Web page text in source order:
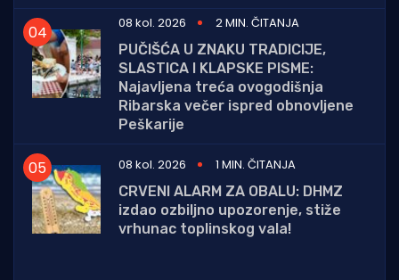
08 kol. 2026
2 MIN. ČITANJA
PUČIŠĆA U ZNAKU TRADICIJE,
SLASTICA I KLAPSKE PISME:
Najavljena treća ovogodišnja
Ribarska večer ispred obnovljene
Peškarije
08 kol. 2026
1 MIN. ČITANJA
CRVENI ALARM ZA OBALU: DHMZ
izdao ozbiljno upozorenje, stiže
vrhunac toplinskog vala!